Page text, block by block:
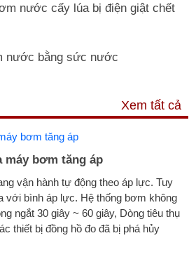
nước cấy lúa bị điện giật chết
nước bằng sức nước
Xem tất cả
máy bơm tăng áp
vận hành tự động theo áp lực. Tuy
với bình áp lực. Hệ thống bơm không
ngắt 30 giây ~ 60 giây, Dòng tiêu thụ
thiết bị đồng hồ đo đã bị phá hủy